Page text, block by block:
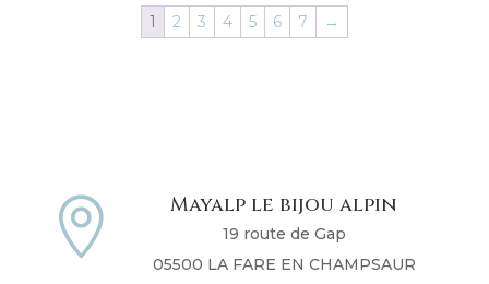
1 2 3 4 5 6 7 →
 Mayalp le bijou alpin
19 route de Gap
05500 LA FARE EN CHAMPSAUR